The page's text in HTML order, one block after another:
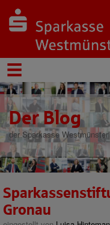
Der Blog
der Sparkasse
Gronau